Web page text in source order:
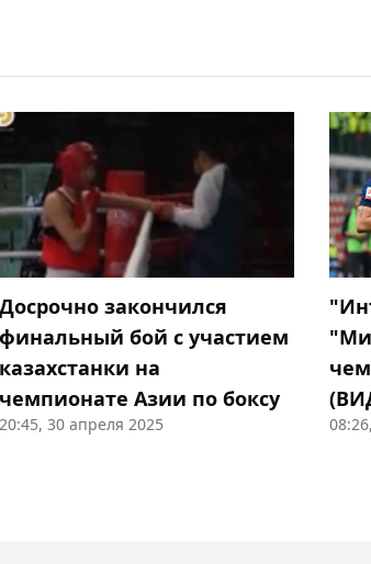
Досрочно закончился
финальный бой с участием
казахстанки на
чемпионате Азии по боксу
20:45, 30 апреля 2025